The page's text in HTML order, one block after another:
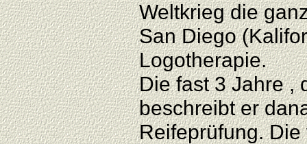
Weltkrieg die
San Diego
Logotherapie.
Die fast 3 Jahre ,
beschreibt er
Reifeprüfung.